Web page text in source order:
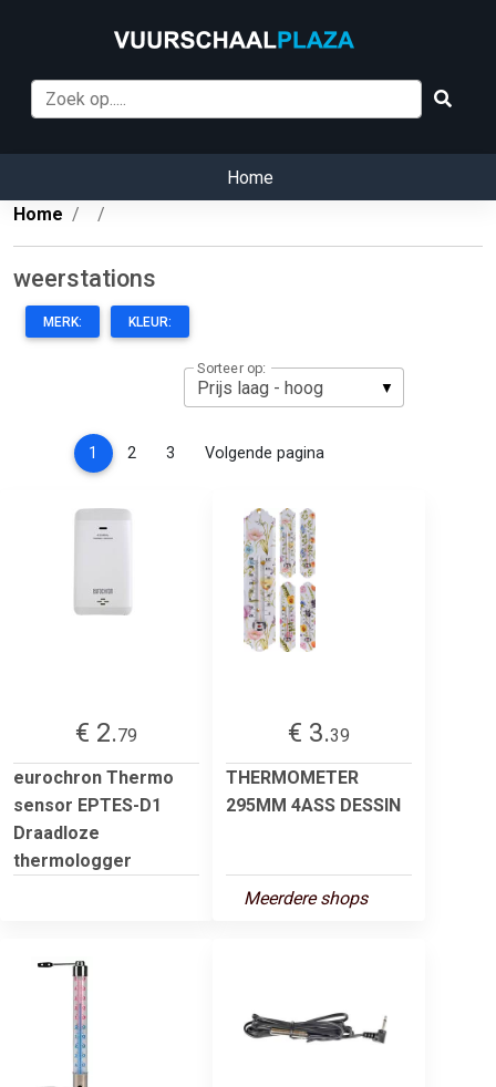
Home
Home
weerstations
MERK: KLEUR:
Sorteer op:
1 (current)
2 3 Volgende pagina
€ 2.79
eurochron Thermo
sensor EPTES-D1
Draadloze
thermologger
€ 3.39
THERMOMETER
295MM 4ASS DESSIN
Meerdere shops